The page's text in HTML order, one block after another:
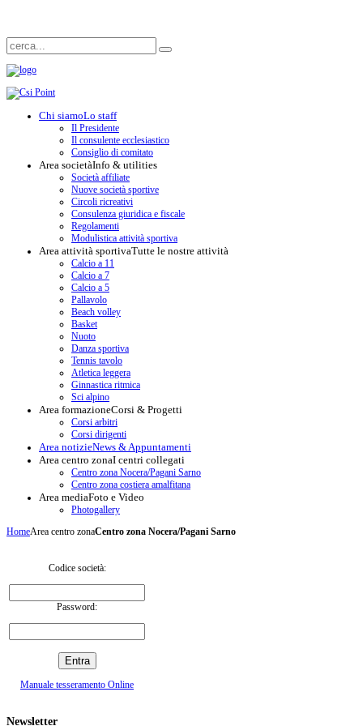
Chi siamoLo staff
Il Presidente
Il consulente ecclesiastico
Consiglio di comitato
Area societàInfo & utilities
Società affiliate
Nuove società sportive
Circoli ricreativi
Consulenza giuridica e fiscale
Regolamenti
Modulistica attività sportiva
Area attività sportivaTutte le nostre attività
Calcio a 11
Calcio a 7
Calcio a 5
Pallavolo
Beach volley
Basket
Nuoto
Danza sportiva
Tennis tavolo
Atletica leggera
Ginnastica ritmica
Sci alpino
Area formazioneCorsi & Progetti
Corsi arbitri
Corsi dirigenti
Area notizieNews & Appuntamenti
Area centro zonaI centri collegati
Centro zona Nocera/Pagani Sarno
Centro zona costiera amalfitana
Area mediaFoto e Video
Photogallery
HomeArea centro zonaCentro zona Nocera/Pagani Sarno
Codice società:
Password:
Manuale tesseramento Online
Newsletter